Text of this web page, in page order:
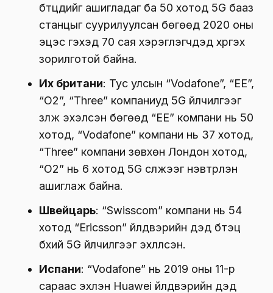
бүтцүүдийг ашигладаг ба 50 хотод 5G бааз
станцыг суурилуулсан бөгөөд 2020 оны
эцэс гэхэд 70 сая хэрэглэгчдэд хүргэх
зорилготой байна.
Их британи: Тус улсын “Vodafone”, “EE”,
“O2”, “Three” компаниуд 5G үйлчилгээг
үзүүлж эхэлсэн бөгөөд “EE” компани нь 50
хотод, “Vodafone” компани нь 37 хотод,
“Three” компани зөвхөн Лондон хотод,
“O2” нь 6 хотод 5G сүлжээг нэвтрүүлэн
ашиглаж байна.
Швейцарь: “Swisscom” компани нь 54
хотод “Ericsson” үйлдвэрийн дэд бүтэц
бүхий 5G үйлчилгээг эхлүүлсэн.
Испани: “Vodafone” нь 2019 оны 11-р
сараас эхлэн Huawei үйлдвэрийн дэд